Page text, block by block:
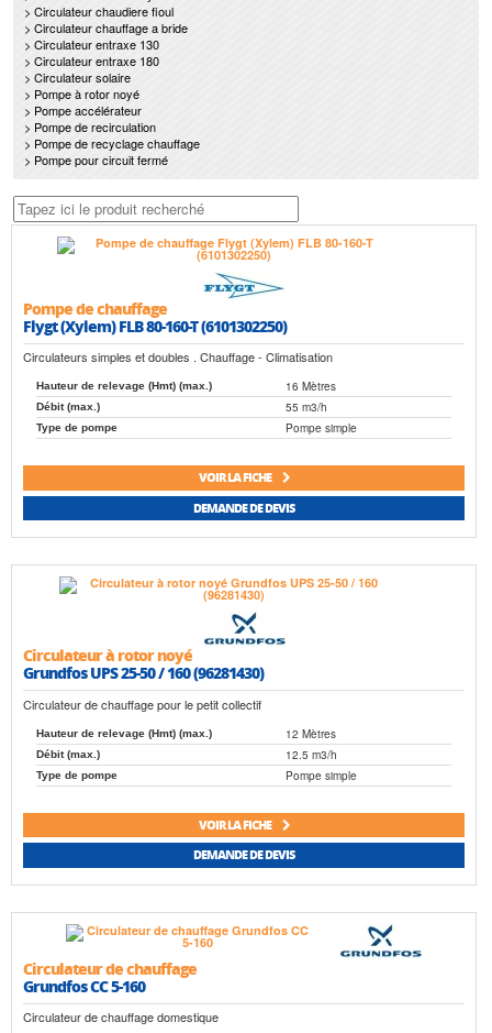
> Circulateur chaudiere fioul
> Circulateur chauffage a bride
> Circulateur entraxe 130
> Circulateur entraxe 180
> Circulateur solaire
> Pompe à rotor noyé
> Pompe accélérateur
> Pompe de recirculation
> Pompe de recyclage chauffage
> Pompe pour circuit fermé
Pompe de chauffage
Flygt (Xylem) FLB 80-160-T (6101302250)
Circulateurs simples et doubles . Chauffage - Climatisation
Hauteur de relevage (Hmt) (max.) 16 Mètres
Débit (max.) 55 m3/h
Type de pompe Pompe simple
VOIR LA FICHE
DEMANDE DE DEVIS
Circulateur à rotor noyé
Grundfos UPS 25-50 / 160 (96281430)
Circulateur de chauffage pour le petit collectif
Hauteur de relevage (Hmt) (max.) 12 Mètres
Débit (max.) 12.5 m3/h
Type de pompe Pompe simple
VOIR LA FICHE
DEMANDE DE DEVIS
Circulateur de chauffage
Grundfos CC 5-160
Circulateur de chauffage domestique